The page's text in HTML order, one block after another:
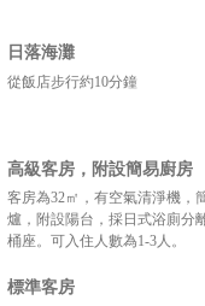
日落海灘
從飯店步行約10分鐘
高級客房，附設簡易廚房
客房為32㎡，有空氣清淨機，
爐，附設陽台，採日式浴廁分
桶座。可入住人數為1-3人。
標準客房